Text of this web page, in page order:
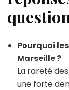
Pourquoi
Marseille ?
La rareté
une forte